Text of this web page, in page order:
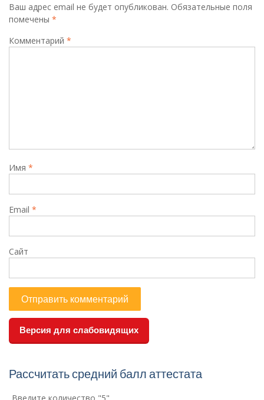
Ваш адрес email не будет опубликован. Обязательные поля
помечены *
Комментарий *
Имя *
Email *
Сайт
Версия для слабовидящих
Рассчитать средний балл аттестата